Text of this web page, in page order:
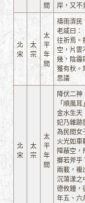
間
岸，又不
北
宋
太
宗
太
平
年
間
禱雨濟民
老咸曰：
往祈焉。
空，片雲
幾，陰霾
獲有秋。
思議
北
宋
太
宗
太
平
年
間
降伏二神
「順風
金水生天
妃乃雜跡
為民間女
火光如車
障蔽空，
擲若斧乎
兩載，複
沉蕩漾之
德攸鍾，
年五、六